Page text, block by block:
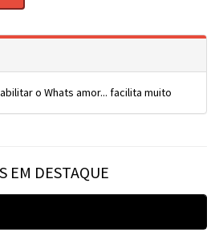
o Whats amor... facilita muito
EM DESTAQUE